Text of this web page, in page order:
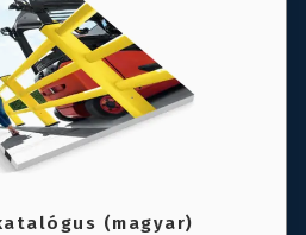
(magyar)